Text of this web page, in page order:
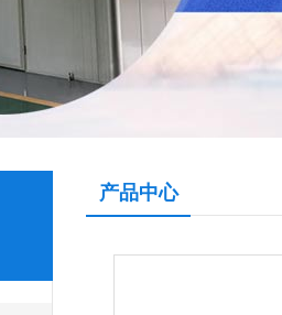
产品中心